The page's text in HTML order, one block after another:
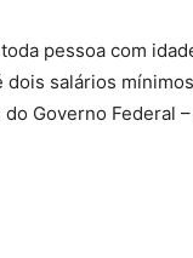
pessoa com
salários
Governo Federal